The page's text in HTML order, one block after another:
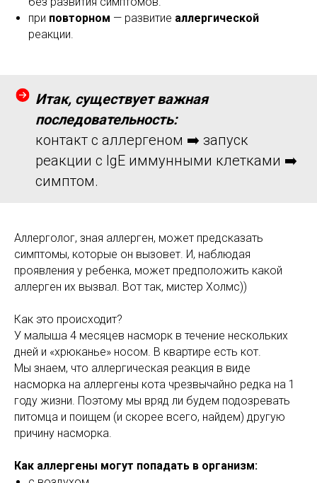
при повторном — развитие аллергической
реакции.
Итак, существует важная
последовательность:
контакт с аллергеном ➡️ запуск
реакции с IgE иммунными клетками ➡️
симптом.
Аллерголог, зная аллерген, может предсказать
симптомы, которые он вызовет. И, наблюдая
проявления у ребенка, может предположить какой
аллерген их вызвал. Вот так, мистер Холмс))
Как это происходит?
У малыша 4 месяцев насморк в течение нескольких
дней и «хрюканье» носом. В квартире есть кот.
Мы знаем, что аллергическая реакция в виде
насморка на аллергены кота чрезвычайно редка на 1
году жизни. Поэтому мы вряд ли будем подозревать
питомца и поищем (и скорее всего, найдем) другую
причину насморка.
Как аллергены могут попадать в организм: